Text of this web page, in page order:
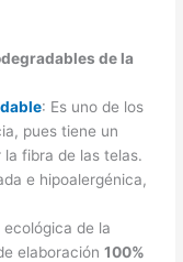
de la
: Es uno de los
pues tiene un
la fibra de las telas.
e hipoalergénica,
ecológica de la
elaboración100%